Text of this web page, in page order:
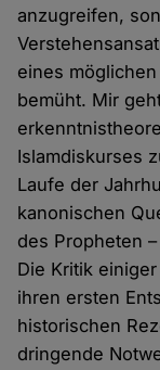
anzugreifen,
eines
bemüht. Mir
Islamdiskurses
Laufe der
kanonischen
des Propheten
Die Kritik
ihren ersten
historischen
dringende